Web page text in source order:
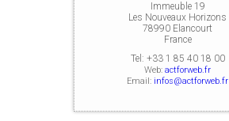
Immeuble 19
Les Nouveaux Horizons
78990 Elancourt
France
Tel: +33 1 85 40 18 00
Web: actforweb.fr
Email: infos@actforweb.fr